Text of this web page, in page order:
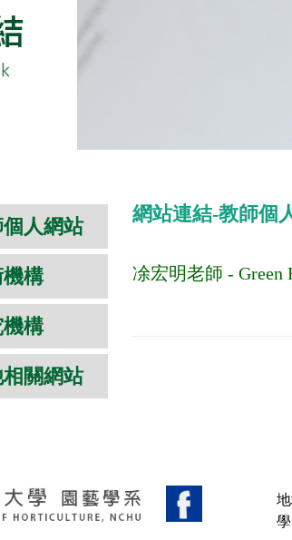
人網站
構
構
關網站
網站連結-教師個
凃宏明老師 - Green